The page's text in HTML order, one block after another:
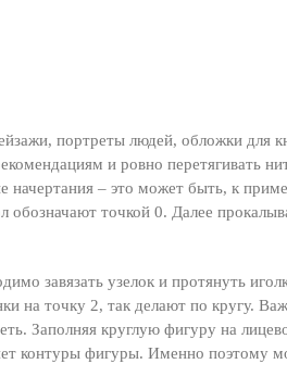
портреты людей, обложки для
и ровно перетягивать
начертания – это может быть, к
точкой 0. Далее
завязать узелок и протянуть
на точку 2, так делают по кругу.
Заполняя круглую фигуру на
контуры фигуры. Именно поэтому